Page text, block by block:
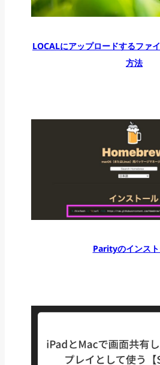
LOCALにアップロードするファ
方法
Parityのインス